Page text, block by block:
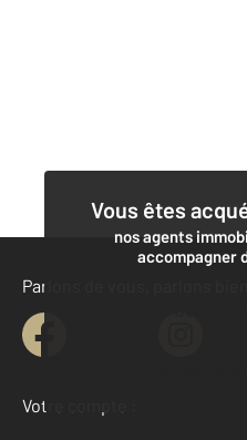
Vous êtes
nos agents
accompagner
Demander
Parlons de vous, parlons biens
Votre compte :